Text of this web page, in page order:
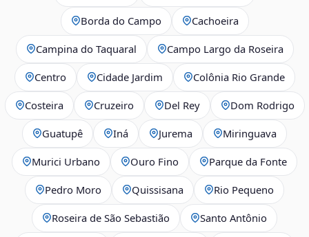
Borda do Campo Cachoeira
Campina do Taquaral Campo Largo da Roseira
Centro Cidade Jardim Colônia Rio Grande
Costeira Cruzeiro Del Rey Dom Rodrigo
Guatupê Iná Jurema Miringuava
Murici Urbano Ouro Fino Parque da Fonte
Pedro Moro Quissisana Rio Pequeno
Roseira de São Sebastião Santo Antônio